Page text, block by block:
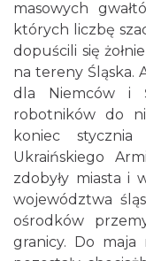
masowych
których liczbę
dopuścili się
na tereny Śląska.
dla Niemców i
robotników do
koniec
Ukraińskiego
zdobyły miasta i
województwa
ośrodków
granicy. Do maja